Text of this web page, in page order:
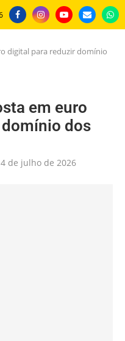
digital para reduzir domínio
em euro
dos
4 de julho de 2026